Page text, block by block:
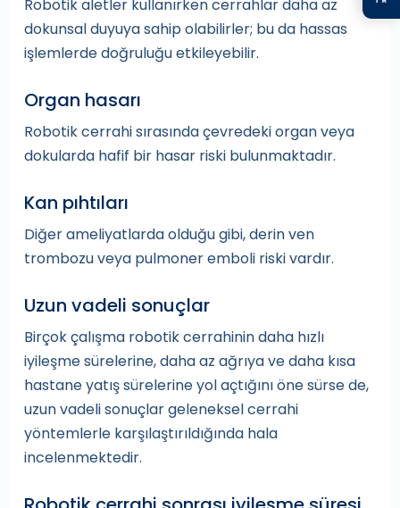
Robotik aletler kullanırken cerrahlar daha az
dokunsal duyuya sahip olabilirler; bu da hassas
işlemlerde doğruluğu etkileyebilir.
Organ hasarı
Robotik cerrahi sırasında çevredeki organ veya
dokularda hafif bir hasar riski bulunmaktadır.
Kan pıhtıları
Diğer ameliyatlarda olduğu gibi, derin ven
trombozu veya pulmoner emboli riski vardır.
Uzun vadeli sonuçlar
Birçok çalışma robotik cerrahinin daha hızlı
iyileşme sürelerine, daha az ağrıya ve daha kısa
hastane yatış sürelerine yol açtığını öne sürse de,
uzun vadeli sonuçlar geleneksel cerrahi
yöntemlerle karşılaştırıldığında hala
incelenmektedir.